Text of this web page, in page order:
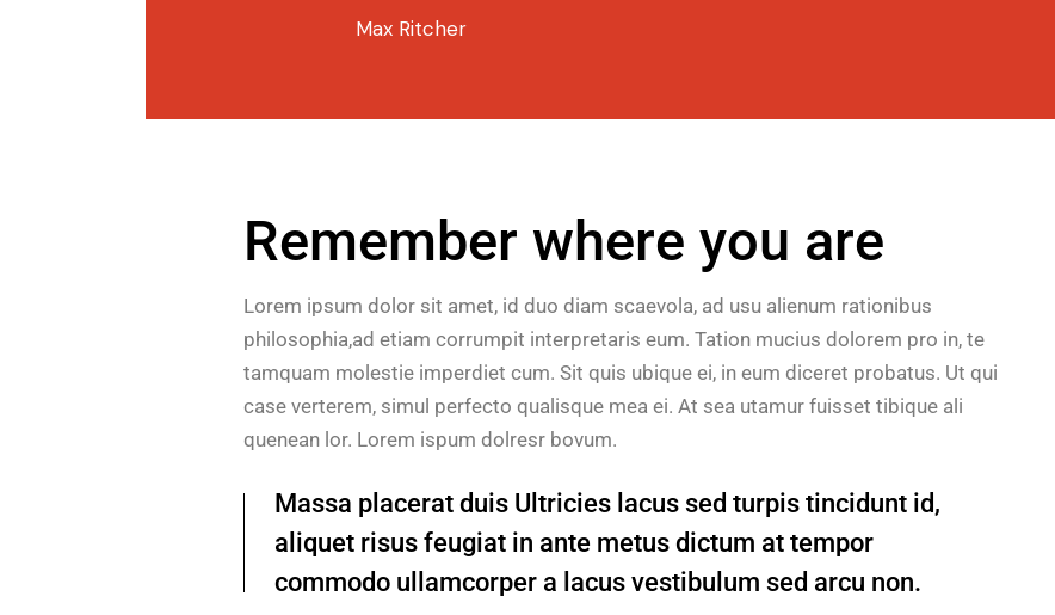
Max Ritcher
Remember where you are
Lorem ipsum dolor sit amet, id duo diam scaevola, ad usu alienum rationibus
philosophia,ad etiam corrumpit interpretaris eum. Tation mucius dolorem pro in, te
tamquam molestie imperdiet cum. Sit quis ubique ei, in eum diceret probatus. Ut qui
case verterem, simul perfecto qualisque mea ei. At sea utamur fuisset tibique ali
quenean lor. Lorem ispum dolresr bovum.
Massa placerat duis Ultricies lacus sed turpis tincidunt id,
aliquet risus feugiat in ante metus dictum at tempor
commodo ullamcorper a lacus vestibulum sed arcu non.